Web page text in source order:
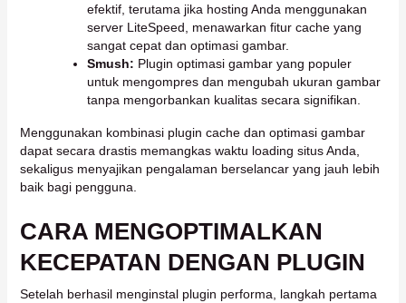
efektif, terutama jika hosting Anda menggunakan
server LiteSpeed, menawarkan fitur cache yang
sangat cepat dan optimasi gambar.
Smush: Plugin optimasi gambar yang populer
untuk mengompres dan mengubah ukuran gambar
tanpa mengorbankan kualitas secara signifikan.
Menggunakan kombinasi plugin cache dan optimasi gambar
dapat secara drastis memangkas waktu loading situs Anda,
sekaligus menyajikan pengalaman berselancar yang jauh lebih
baik bagi pengguna.
CARA MENGOPTIMALKAN
KECEPATAN DENGAN PLUGIN
Setelah berhasil menginstal plugin performa, langkah pertama